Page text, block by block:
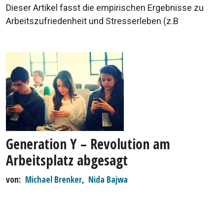
Dieser Artikel fasst die empirischen Ergebnisse zu
Arbeitszufriedenheit und Stresserleben (z.B
Generation Y – Revolution am
Arbeitsplatz abgesagt
von Michael Brenker, Nida Bajwa